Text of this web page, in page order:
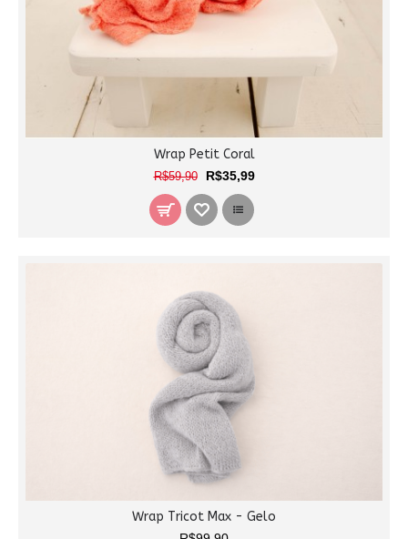
Wrap Petit Coral
R$59,90 R$35,99
Wrap Tricot Max - Gelo